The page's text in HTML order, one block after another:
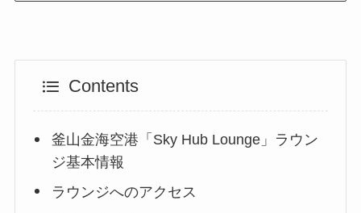
Contents
釜山金海空港「Sky Hub Lounge」ラウン
ジ基本情報
ラウンジへのアクセス